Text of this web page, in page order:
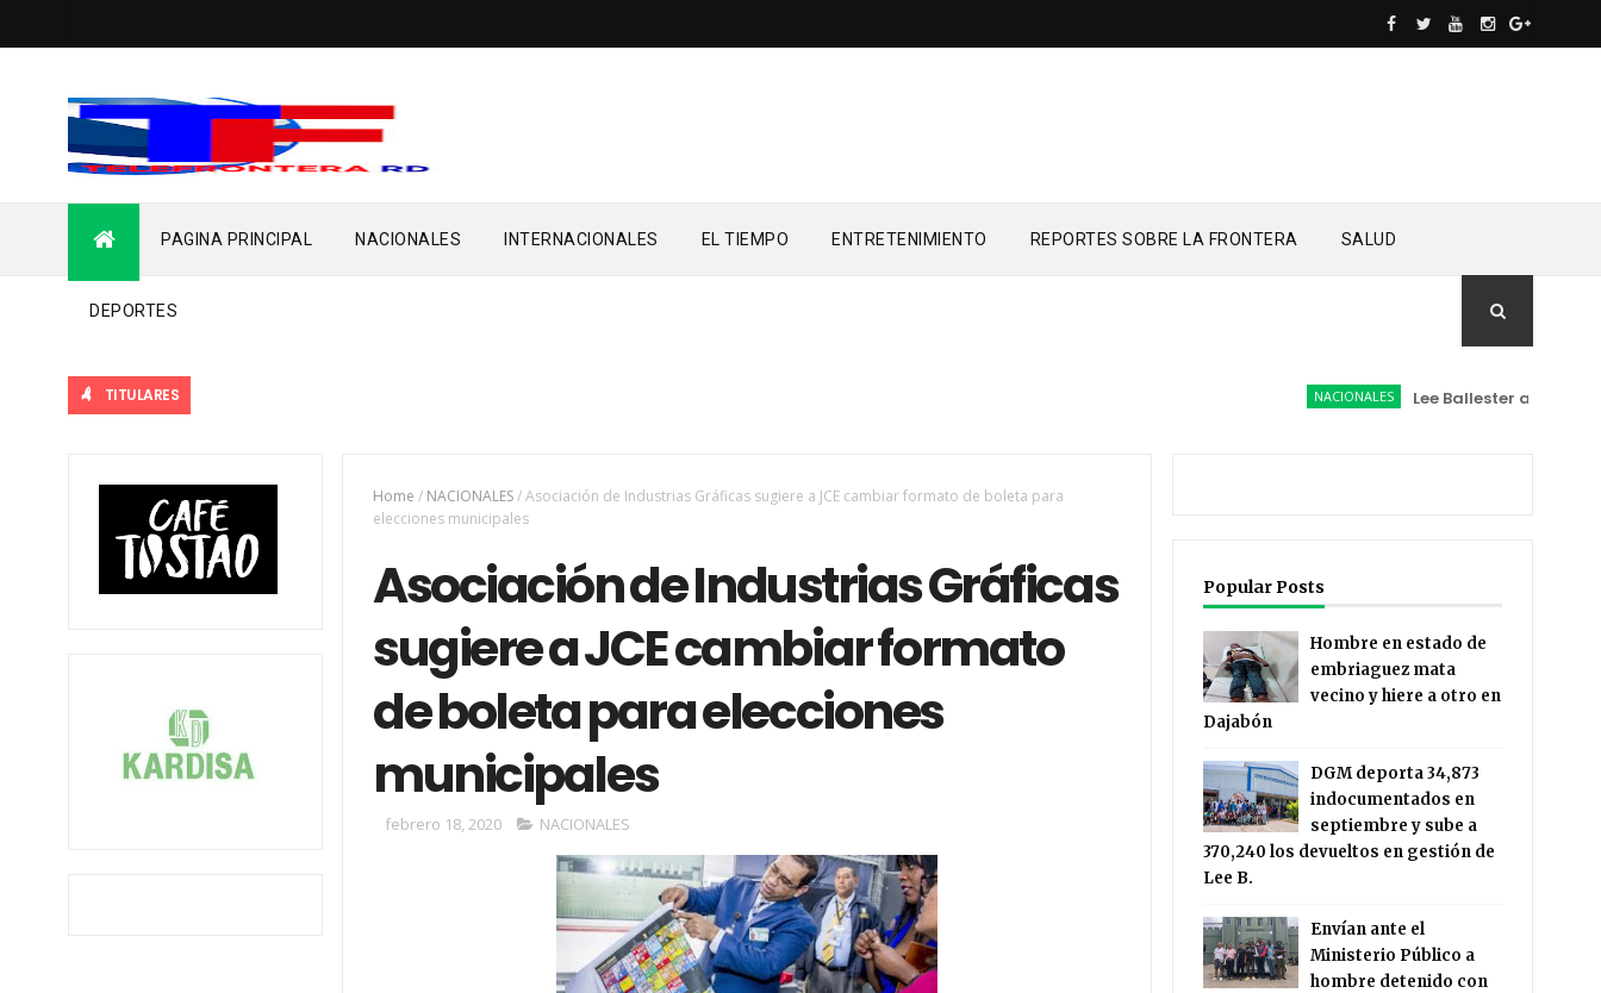
PAGINA PRINCIPAL NACIONALES INTERNACIONALES EL TIEMPO ENTRETENIMIENTO REPORTES SOBRE LA FRONTERA SALUD
DEPORTES
TITULARES NACIONALES Lee Ballester a los que
Home / NACIONALES/Asociación de Industrias Gráficas sugiere a JCE cambiar formato de boleta para
elecciones municipales
Asociación de Industrias Gráficas
sugiere a JCE cambiar formato
de boleta para elecciones
municipales
febrero 18, 2020 NACIONALES
Popular Posts
Hombre en estado de
embriaguez mata
vecino y hiere a otro en
Dajabón
DGM deporta 34,873
indocumentados en
septiembre y sube a
370,240 los devueltos en gestión de
Lee B.
Envían ante el
Ministerio Público a
hombre detenido con